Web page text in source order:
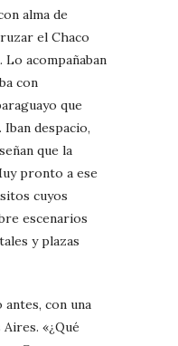
alma de
el Chaco
acompañaban
con
que
despacio,
que la
pronto a ese
cuyos
escenarios
y plazas
con una
«¿Qué